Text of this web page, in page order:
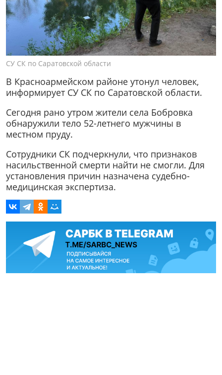
СУ СК по Саратовской области
В Красноармейском районе утонул человек,
информирует СУ СК по Саратовской области.
Сегодня рано утром жители села Бобровка
обнаружили тело 52-летнего мужчины в
местном пруду.
Сотрудники СК подчеркнули, что признаков
насильственной смерти найти не смогли. Для
установления причин назначена судебно-
медицинская экспертиза.